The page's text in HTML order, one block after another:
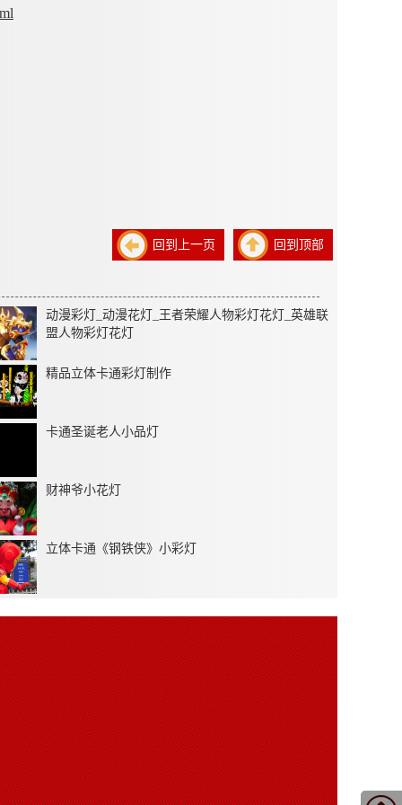
回到顶部
回到上一页
动漫彩灯_动漫花灯_王者荣耀人物彩灯花灯_英雄联
盟人物彩灯花灯
精品立体卡通彩灯制作
卡通圣诞老人小品灯
财神爷小花灯
立体卡通《钢铁侠》小彩灯